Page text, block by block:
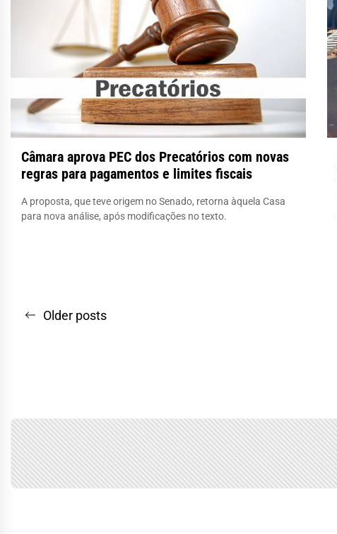
Câmara aprova PEC dos Precatórios com novas
regras para pagamentos e limites fiscais
A proposta, que teve origem no Senado, retorna àquela Casa
para nova análise, após modificações no texto.
Navegação
Older posts